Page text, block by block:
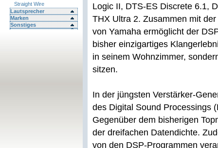
Straight Wire
Lautsprecher
Marken
Sonstiges
Logic II, DTS-ES Discrete 6.1,
THX Ultra 2. Zusammen mit
von Yamaha ermöglicht der
bisher einzigartiges
in seinem Wohnzimmer,
sitzen.
In der jüngsten Verstärker-
des Digital Sound Processings
Gegenüber dem bisherigen
der dreifachen Datendichte.
von den DSP-Programmen